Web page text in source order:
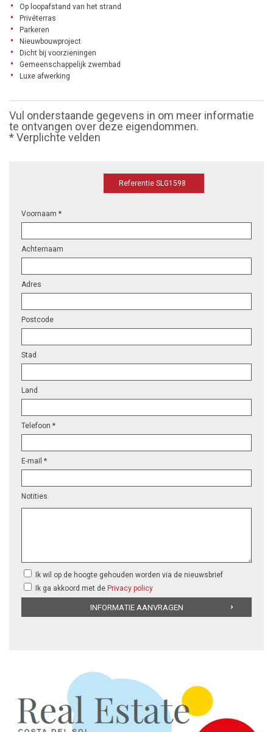
Op loopafstand van het strand
Privéterras
Parkeren
Nieuwbouwproject
Dicht bij voorzieningen
Gemeenschappelijk zwembad
Luxe afwerking
Vul onderstaande gegevens in om meer informatie
te ontvangen over deze eigendommen.
* Verplichte velden
Referentie SLG1598
Voornaam *
Achternaam
Adres
Postcode
Stad
Land
Telefoon *
E-mail *
Notities
Ik wil op de hoogte gehouden worden via de nieuwsbrief
Ik ga akkoord met de Privacy policy